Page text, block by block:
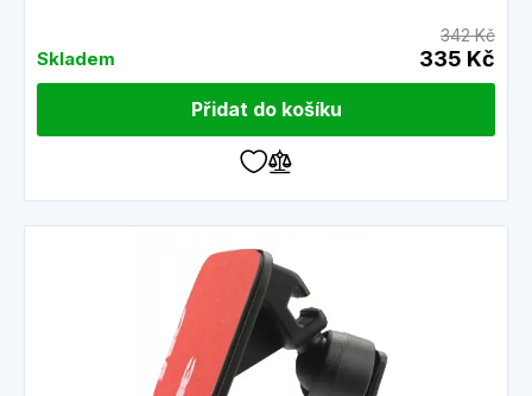
Skladem
342 Kč
335 Kč
Přidat do košíku